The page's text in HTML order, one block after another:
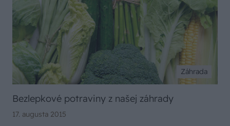
Záhrada
Bezlepkové potraviny z našej záhrady
17. augusta 2015